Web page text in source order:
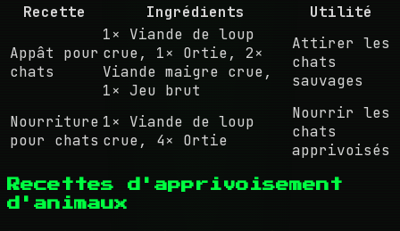
Recette
Ingrédients Utilité
Appât pour
chats
1× Viande de loup
crue, 1× Ortie, 2×
Viande maigre crue,
1× Jeu brut
Attirer les
chats
sauvages
Nourriture
pour chats
1× Viande de loup
crue, 4× Ortie
Nourrir les
chats
apprivoisés
Recettes d'apprivoisement
d'animaux